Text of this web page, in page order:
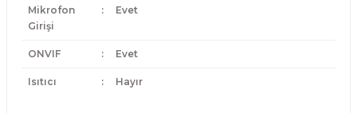
Mikrofon
Girişi
: Evet
ONVIF : Evet
Isıtıcı : Hayır